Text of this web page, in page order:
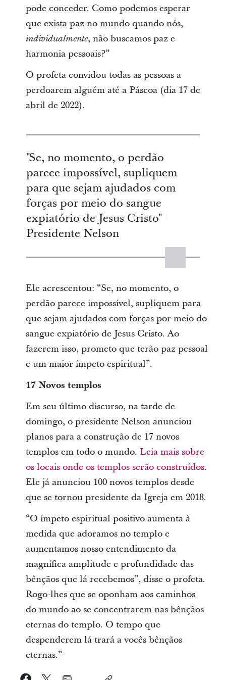
pode conceder. Como podemos esperar
que exista paz no mundo quando nós,
individualmente, não buscamos paz e
harmonia pessoais?”
O profeta convidou todas as pessoas a
perdoarem alguém até a Páscoa (dia 17 de
abril de 2022).
"Se, no momento, o perdão
parece impossível, supliquem
para que sejam ajudados com
forças por meio do sangue
expiatório de Jesus Cristo" -
Presidente Nelson
Ele acrescentou: “Se, no momento, o
perdão parece impossível, supliquem para
que sejam ajudados com forças por meio do
sangue expiatório de Jesus Cristo. Ao
fazerem isso, prometo que terão paz pessoal
e um maior ímpeto espiritual”.
17 Novos templos
Em seu último discurso, na tarde de
domingo, o presidente Nelson anunciou
planos para a construção de 17 novos
templos em todo o mundo. Leia mais sobre
os locais onde os templos serão construídos.
Ele já anunciou 100 novos templos desde
que se tornou presidente da Igreja em 2018.
“O ímpeto espiritual positivo aumenta à
medida que adoramos no templo e
aumentamos nosso entendimento da
magnífica amplitude e profundidade das
bênçãos que lá recebemos”, disse o profeta.
Rogo-lhes que se oponham aos caminhos
do mundo ao se concentrarem nas bênçãos
eternas do templo. O tempo que
despenderem lá trará a vocês bênçãos
eternas.”